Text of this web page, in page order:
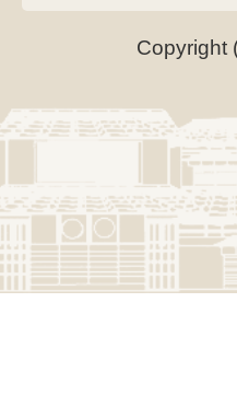
Copyright